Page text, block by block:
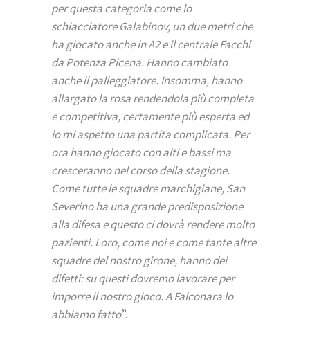
per questa categoria come lo
schiacciatore Galabinov, un due metri che
ha giocato anche in A2 e il centrale Facchi
da Potenza Picena. Hanno cambiato
anche il palleggiatore. Insomma, hanno
allargato la rosa rendendola più completa
e competitiva, certamente più esperta ed
io mi aspetto una partita complicata. Per
ora hanno giocato con alti e bassi ma
cresceranno nel corso della stagione.
Come tutte le squadre marchigiane, San
Severino ha una grande predisposizione
alla difesa e questo ci dovrà rendere molto
pazienti. Loro, come noi e come tante altre
squadre del nostro girone, hanno dei
difetti: su questi dovremo lavorare per
imporre il nostro gioco. A Falconara lo
abbiamo fatto”.